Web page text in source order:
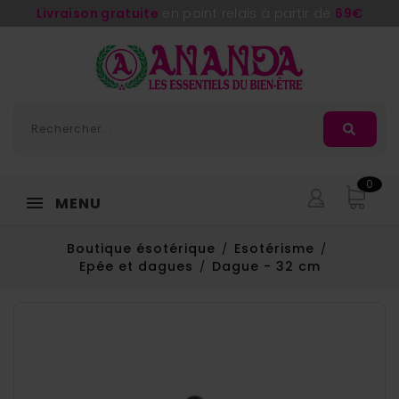
Livraison gratuite 69€
MENU
0
Boutique ésotérique
Esotérisme
Epée et dagues
Dague - 32 cm